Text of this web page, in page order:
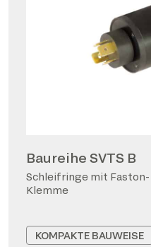
Baureihe SVTS B
Schleifringe mit Faston-
Klemme
KOMPAKTE BAUWEISE